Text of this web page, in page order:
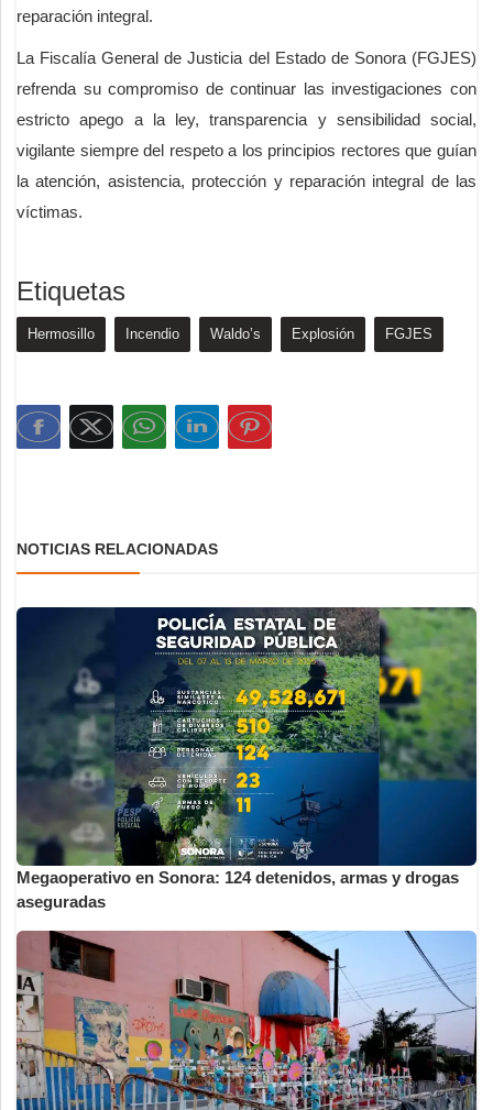
reparación integral.
La Fiscalía General de Justicia del Estado de Sonora (FGJES)
refrenda su compromiso de continuar las investigaciones con
estricto apego a la ley, transparencia y sensibilidad social,
vigilante siempre del respeto a los principios rectores que guían
la atención, asistencia, protección y reparación integral de las
víctimas.
Etiquetas
Hermosillo Incendio Waldo’s Explosión FGJES
NOTICIAS RELACIONADAS
Megaoperativo en Sonora: 124 detenidos, armas y drogas
aseguradas